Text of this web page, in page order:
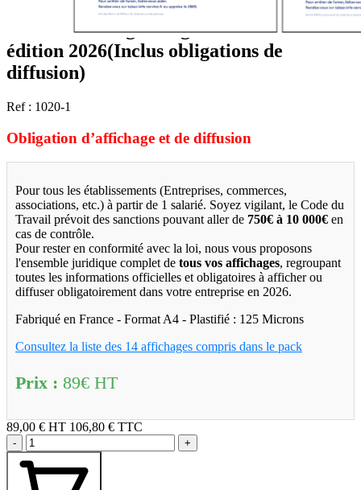
Pack d'affichage obligatoire nouvelle
édition 2026(Inclus obligations de
diffusion)
Ref : 1020-1
Obligation d’affichage et de diffusion
Pour tous les établissements (Entreprises, commerces,
associations, etc.) à partir de 1 salarié. Soyez vigilant, le Code du
Travail prévoit des sanctions pouvant aller de 750€ à 10 000€ en
cas de contrôle.
Pour rester en conformité avec la loi, nous vous proposons
l'ensemble juridique complet de tous vos affichages, regroupant
toutes les informations officielles et obligatoires à afficher ou
diffuser obligatoirement dans votre entreprise en 2026.
Fabriqué en France - Format A4 - Plastifié : 125 Microns
Consultez la liste des 14 affichages compris dans le pack
Prix : 89€ HT
89,00 € HT 106,80 € TTC
- +